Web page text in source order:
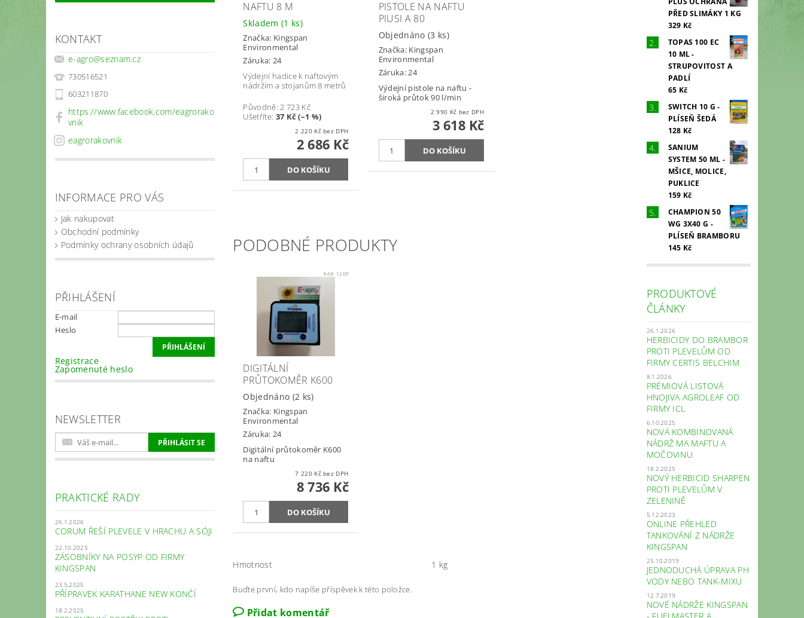
KONTAKT
e-agro@seznam.cz
730516521
603211870
https://www.facebook.com/eagrorako
vnik
eagrorakovnik
INFORMACE PRO VÁS
Jak nakupovat
Obchodní podmínky
Podmínky ochrany osobních údajů
PŘIHLÁŠENÍ
E-mail
Heslo
Registrace
Zapomenuté heslo
NEWSLETTER
PRAKTICKÉ RADY
26.1.2026
CORUM ŘEŠÍ PLEVELE V HRACHU A SÓJI
22.10.2025
ZÁSOBNÍKY NA POSYP OD FIRMY
KINGSPAN
23.5.2025
PŘÍPRAVEK KARATHANE NEW KONČÍ
18.2.2025
NAFTU 8 M
Skladem (1 ks)
Značka: Kingspan
Environmental
Záruka: 24
Výdejní hadice k naftovým
nádržím a stojanům 8 metrů
Původně:2 723 Kč
Ušetříte: 37 Kč (–1 %)
2 220 Kč bez DPH
2 686 Kč
PISTOLE NA NAFTU
PIUSI A 80
Objednáno(3 ks)
Značka: Kingspan
Environmental
Záruka: 24
Výdejní pistole na naftu -
široká průtok 90 l/min
2 990 Kč bez DPH
3 618 Kč
PODOBNÉ PRODUKTY
Kód: 12DF
DIGITÁLNÍ
PRŮTOKOMĚR K600
Objednáno (2 ks)
Značka: Kingspan
Environmental
Záruka: 24
Digitální průtokoměr K600
na naftu
7 220 Kč bez DPH
8 736 Kč
Hmotnost 1 kg
Buďte první, kdo napíše příspěvek k této položce.
Přidat komentář
PŘED SLIMÁKY 1 KG
329 Kč
TOPAS 100 EC
10 ML -
STRUPOVITOST A
PADLÍ
65 Kč
SWITCH 10 G -
PLÍSEŇ ŠEDÁ
128 Kč
SANIUM
SYSTEM 50 ML -
MŠICE, MOLICE,
PUKLICE
159 Kč
CHAMPION 50
WG 3X40 G -
PLÍSEŇ BRAMBORU
145 Kč
PRODUKTOVÉ
ČLÁNKY
26.1.2026
HERBICIDY DO BRAMBOR
PROTI PLEVELŮM OD
FIRMY CERTIS BELCHIM
8.1.2026
PRÉMIOVÁ LISTOVÁ
HNOJIVA AGROLEAF OD
FIRMY ICL
6.10.2025
NOVÁ KOMBINOVANÁ
NÁDRŽ MA MAFTU A
MOČOVINU
18.2.2025
NOVÝ HERBICID SHARPEN
PROTI PLEVELŮM V
ZELENINĚ
5.12.2023
ONLINE PŘEHLED
TANKOVÁNÍ Z NÁDRŽE
KINGSPAN
25.10.2019
JEDNODUCHÁ ÚPRAVA PH
VODY NEBO TANK-MIXU
12.7.2019
NOVÉ NÁDRŽE KINGSPAN